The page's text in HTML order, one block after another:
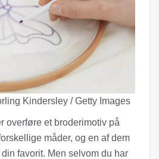
Kindersley / Getty Images
overføre et broderimotiv på
måder, og en af ​​dem
favorit. Men selvom du har